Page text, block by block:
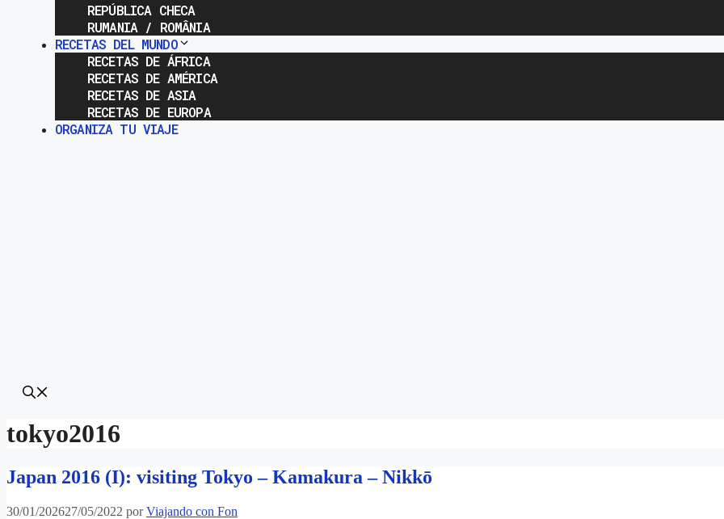
REPÚBLICA CHECA
RUMANIA / ROMÂNIA
RECETAS DEL MUNDO
RECETAS DE ÁFRICA
RECETAS DE AMÉRICA
RECETAS DE ASIA
RECETAS DE EUROPA
ORGANIZA TU VIAJE
tokyo2016
Japan 2016 (I): visiting Tokyo – Kamakura – Nikkō
30/01/202627/05/2022 porViajando con Fon